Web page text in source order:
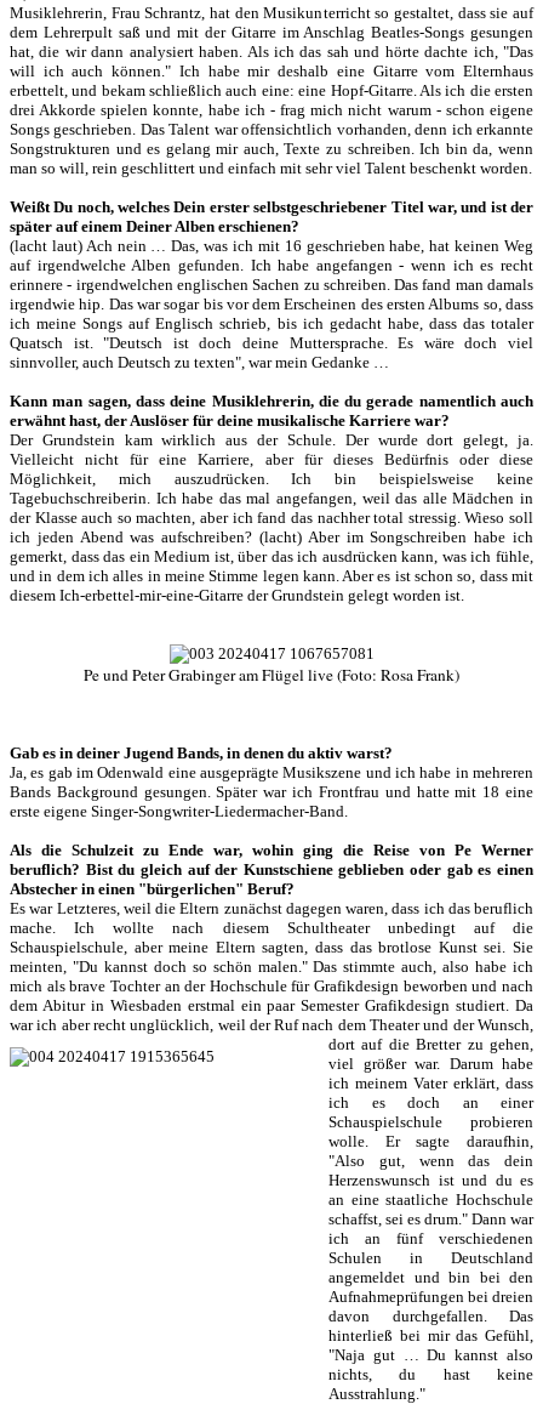
Musiklehrerin, Frau Schrantz, hat den Musikunterricht so gestaltet, dass sie auf
dem Lehrerpult saß und mit der Gitarre im Anschlag Beatles-Songs gesungen
hat, die wir dann analysiert haben. Als ich das sah und hörte dachte ich, "Das
will ich auch können." Ich habe mir deshalb eine Gitarre vom Elternhaus
erbettelt, und bekam schließlich auch eine: eine Hopf-Gitarre. Als ich die ersten
drei Akkorde spielen konnte, habe ich - frag mich nicht warum - schon eigene
Songs geschrieben. Das Talent war offensichtlich vorhanden, denn ich erkannte
Songstrukturen und es gelang mir auch, Texte zu schreiben. Ich bin da, wenn
man so will, rein geschlittert und einfach mit sehr viel Talent beschenkt worden.
Weißt Du noch, welches Dein erster selbstgeschriebener Titel war, und ist der
später auf einem Deiner Alben erschienen?
(lacht laut) Ach nein … Das, was ich mit 16 geschrieben habe, hat keinen Weg
auf irgendwelche Alben gefunden. Ich habe angefangen - wenn ich es recht
erinnere - irgendwelchen englischen Sachen zu schreiben. Das fand man damals
irgendwie hip. Das war sogar bis vor dem Erscheinen des ersten Albums so, dass
ich meine Songs auf Englisch schrieb, bis ich gedacht habe, dass das totaler
Quatsch ist. "Deutsch ist doch deine Muttersprache. Es wäre doch viel
sinnvoller, auch Deutsch zu texten", war mein Gedanke …
Kann man sagen, dass deine Musiklehrerin, die du gerade namentlich auch
erwähnt hast, der Auslöser für deine musikalische Karriere war?
Der Grundstein kam wirklich aus der Schule. Der wurde dort gelegt, ja.
Vielleicht nicht für eine Karriere, aber für dieses Bedürfnis oder diese
Möglichkeit, mich auszudrücken. Ich bin beispielsweise keine
Tagebuchschreiberin. Ich habe das mal angefangen, weil das alle Mädchen in
der Klasse auch so machten, aber ich fand das nachher total stressig. Wieso soll
ich jeden Abend was aufschreiben? (lacht) Aber im Songschreiben habe ich
gemerkt, dass das ein Medium ist, über das ich ausdrücken kann, was ich fühle,
und in dem ich alles in meine Stimme legen kann. Aber es ist schon so, dass mit
diesem Ich-erbettel-mir-eine-Gitarre der Grundstein gelegt worden ist.
Pe und Peter Grabinger am Flügel live (Foto: Rosa Frank)
Gab es in deiner Jugend Bands, in denen du aktiv warst?
Ja, es gab im Odenwald eine ausgeprägte Musikszene und ich habe in mehreren
Bands Background gesungen. Später war ich Frontfrau und hatte mit 18 eine
erste eigene Singer-Songwriter-Liedermacher-Band.
Als die Schulzeit zu Ende war, wohin ging die Reise von Pe Werner
beruflich? Bist du gleich auf der Kunstschiene geblieben oder gab es einen
Abstecher in einen "bürgerlichen" Beruf?
Es war Letzteres, weil die Eltern zunächst dagegen waren, dass ich das beruflich
mache. Ich wollte nach diesem Schultheater unbedingt auf die
Schauspielschule, aber meine Eltern sagten, dass das brotlose Kunst sei. Sie
meinten, "Du kannst doch so schön malen." Das stimmte auch, also habe ich
mich als brave Tochter an der Hochschule für Grafikdesign beworben und nach
dem Abitur in Wiesbaden erstmal ein paar Semester Grafikdesign studiert. Da
war ich aber recht unglücklich, weil der Ruf nach dem Theater und der Wunsch,
dort auf die Bretter zu gehen,
viel größer war. Darum habe
ich meinem Vater erklärt, dass
ich es doch an einer
Schauspielschule probieren
wolle. Er sagte daraufhin,
"Also gut, wenn das dein
Herzenswunsch ist und du es
an eine staatliche Hochschule
schaffst, sei es drum." Dann war
ich an fünf verschiedenen
Schulen in Deutschland
angemeldet und bin bei den
Aufnahmeprüfungen bei dreien
davon durchgefallen. Das
hinterließ bei mir das Gefühl,
"Naja gut … Du kannst also
nichts, du hast keine
Ausstrahlung."